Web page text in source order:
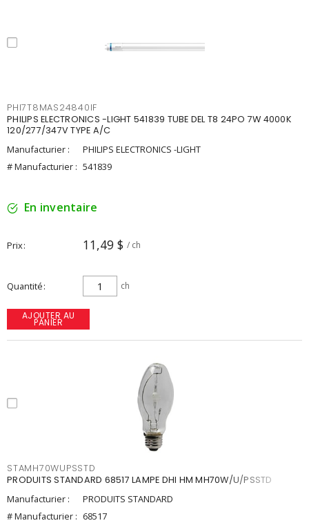
PHI7T8MAS24840IF
PHILIPS ELECTRONICS -LIGHT 541839 TUBE DEL T8 24PO 7W 4000K
120/277/347V TYPE A/C
Manufacturier :
PHILIPS ELECTRONICS -LIGHT
# Manufacturier : 541839
En inventaire
Prix 11,49 $ / ch
Quantité ch
AJOUTER AU
PANIER
STAMH70WUPSSTD
PRODUITS STANDARD 68517 LAMPE DHI HM MH70W/U/PSSTD
Manufacturier :
PRODUITS STANDARD
# Manufacturier : 68517